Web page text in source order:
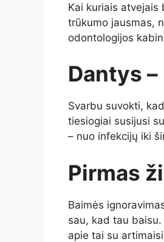
Kai kuriais atvejais
trūkumo jausmas,
odontologijos
Dantys
Svarbu suvokti,
tiesiogiai susijusi
– nuo infekcijų iki
Pirmas
Baimės
sau, kad tau
apie tai su